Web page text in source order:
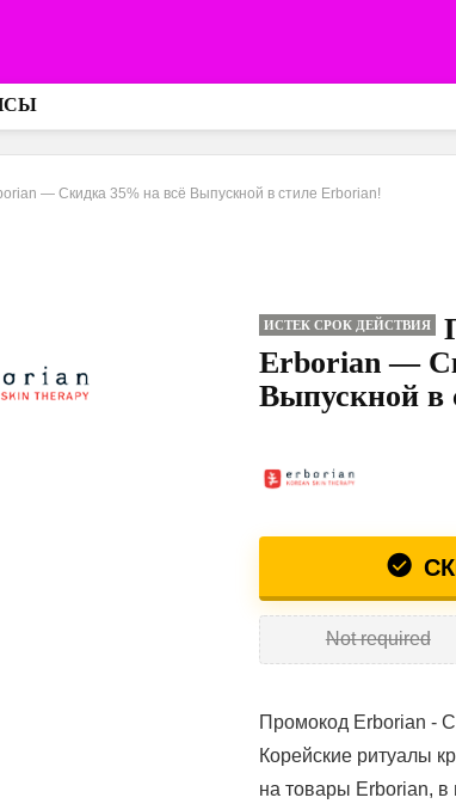
— Скидка 35% на всё Выпускной в стиле Erborian!
ИСТЕК СРОК ДЕЙСТВИЯ
Erborian —
Выпускной в
Not required
Промокод Erborian -
Корейские ритуалы
на товары Erborian, в